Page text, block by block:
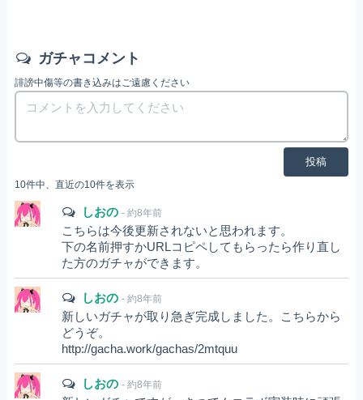
ガチャコメント
誹謗中傷等の書き込みはご遠慮ください
投稿
10件中、直近の10件を表示
しおの - 約8年前
こちらは今後更新されないと思われます。
下の名前押すかURLコピペしてもらったら作り直し
た方のガチャができます。
しおの - 約8年前
新しいガチャが取り急ぎ完成しました。こちらから
どうぞ。
http://gacha.work/gachas/2mtquu
しおの - 約8年前